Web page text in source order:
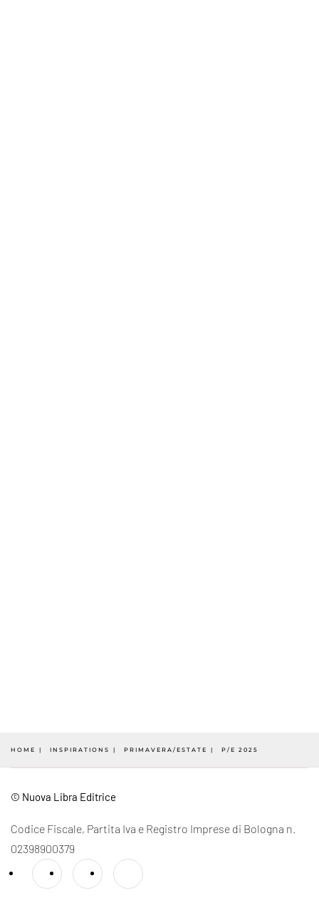
HOME INSPIRATIONS PRIMAVERA/ESTATE P/E 2025
© Nuova Libra Editrice
Codice Fiscale, Partita Iva e Registro Imprese di Bologna n.
02398900379